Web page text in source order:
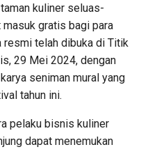
kuliner seluas-
masuk gratis bagi para
resmi telah dibuka di Titik
29 Mei 2024, dengan
seniman mural yang
tahun ini.
pelaku bisnis kuliner
dapat menemukan